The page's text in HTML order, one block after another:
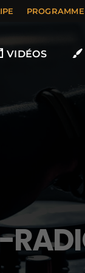
PROGRAMME
VIDÉOS